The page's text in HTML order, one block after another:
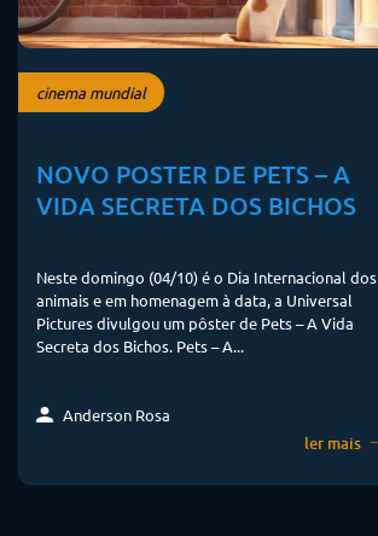
cinema mundial
NOVO POSTER DE PETS – A
VIDA SECRETA DOS BICHOS
Neste domingo (04/10) é o Dia Internacional dos
animais e em homenagem à data, a Universal
Pictures divulgou um pôster de Pets – A Vida
Secreta dos Bichos. Pets – A...
Anderson Rosa
ler mais